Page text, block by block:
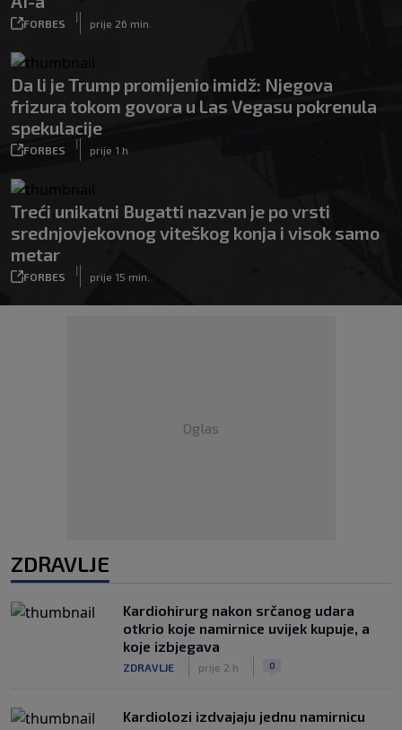
FORBES
|
prije 26 min.
Da li je Trump promijenio imidž: Njegova
frizura tokom govora u Las Vegasu pokrenula
spekulacije
FORBES
|
prije 1 h
Treći unikatni Bugatti nazvan je po vrsti
srednjovjekovnog viteškog konja i visok samo
metar
FORBES
|
prije 15 min.
Oglas
ZDRAVLJE
Kardiohirurg nakon srčanog udara
otkrio koje namirnice uvijek kupuje, a
koje izbjegava
ZDRAVLJE prije 2 h 0
Kardiolozi izdvajaju jednu namirnicu